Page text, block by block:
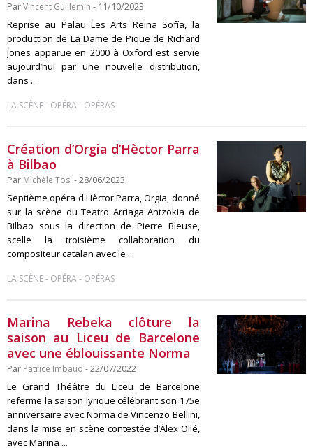
ParVincent Guillemin - 11/10/2023
Reprise au Palau Les Arts Reina Sofía, la
production de La Dame de Pique de Richard
Jones apparue en 2000 à Oxford est servie
aujourd’hui par une nouvelle distribution,
dans ...
LA SCÈNE- OPÉRA- OPÉRAS
Création d’Orgia d’Hèctor Parra
à Bilbao
Par Michèle Tosi - 28/06/2023
Septième opéra d'Hèctor Parra, Orgia, donné
sur la scène du Teatro Arriaga Antzokia de
Bilbao sous la direction de Pierre Bleuse,
scelle la troisième collaboration du
compositeur catalan avec le ...
LA SCÈNE- OPÉRA- OPÉRAS
Marina Rebeka clôture la
saison au Liceu de Barcelone
avec une éblouissante Norma
Par Patrice Imbaud - 22/07/2022
Le Grand Théâtre du Liceu de Barcelone
referme la saison lyrique célébrant son 175e
anniversaire avec Norma de Vincenzo Bellini,
dans la mise en scène contestée d’Àlex Ollé,
avec Marina ...